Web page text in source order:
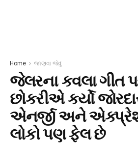
Home જાણવા જેવું
જેલરના કવલા ગીત
છોકરીએ કર્યો
એનર્જી અને
લોકો પણ ફેલ છે